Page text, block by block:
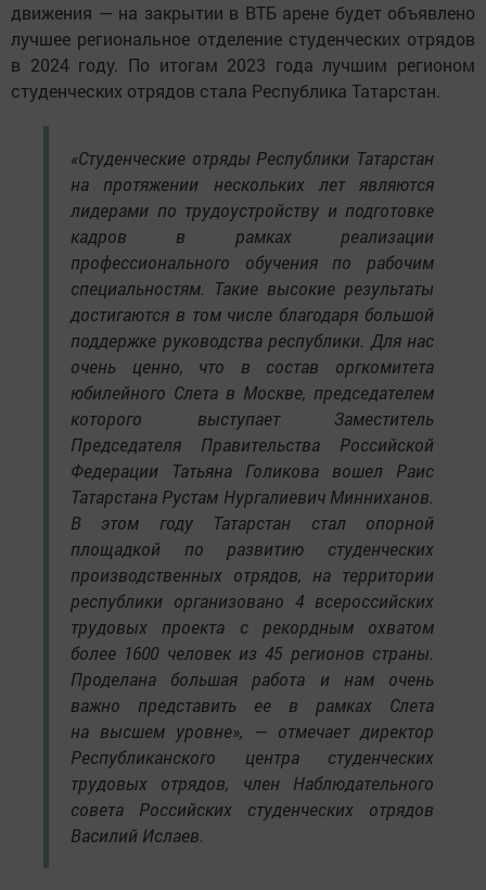
движения — на закрытии в ВТБ арене будет объявлено
лучшее региональное отделение студенческих отрядов
в 2024 году. По итогам 2023 года лучшим регионом
студенческих отрядов стала Республика Татарстан.
«Студенческие отряды Республики Татарстан
на протяжении нескольких лет являются
лидерами по трудоустройству и подготовке
кадров в рамках реализации
профессионального обучения по рабочим
специальностям. Такие высокие результаты
достигаются в том числе благодаря большой
поддержке руководства республики. Для нас
очень ценно, что в состав оргкомитета
юбилейного Слета в Москве, председателем
которого выступает Заместитель
Председателя Правительства Российской
Федерации Татьяна Голикова вошел Раис
Татарстана Рустам Нургалиевич Минниханов.
В этом году Татарстан стал опорной
площадкой по развитию студенческих
производственных отрядов, на территории
республики организовано 4 всероссийских
трудовых проекта с рекордным охватом
более 1600 человек из 45 регионов страны.
Проделана большая работа и нам очень
важно представить ее в рамках Слета
на высшем уровне», — отмечает директор
Республиканского центра студенческих
трудовых отрядов, член Наблюдательного
совета Российских студенческих отрядов
Василий Ислаев.